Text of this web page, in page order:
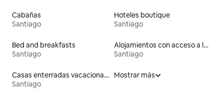
Cabañas
Santiago
Hoteles boutique
Santiago
Bed and breakfasts
Santiago
Alojamientos con acceso a las pistas de esquí
Santiago
Casas enterradas vacacionales
Santiago
Mostrar más